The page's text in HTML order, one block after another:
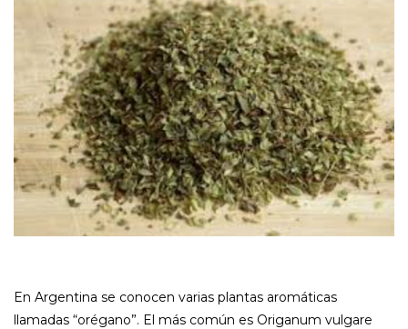
En Argentina se conocen varias plantas aromáticas
llamadas “orégano”. El más común es Origanum vulgare